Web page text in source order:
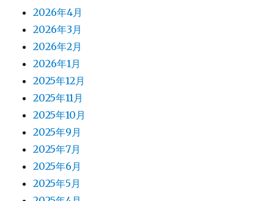
2026年4月
2026年3月
2026年2月
2026年1月
2025年12月
2025年11月
2025年10月
2025年9月
2025年7月
2025年6月
2025年5月